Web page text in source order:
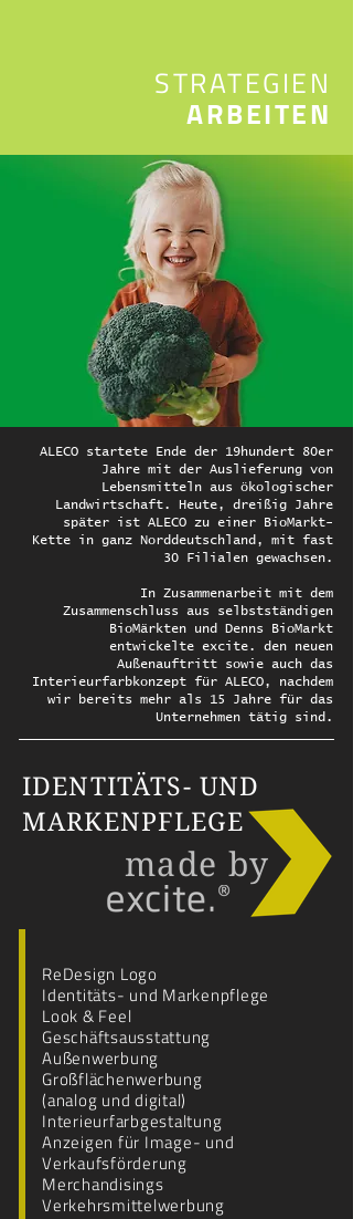
STRATEGIEN
ARBEITEN
IDENTITÄTS- UND
MARKENPFLEGE
ReDesign Logo
Identitäts- und Markenpflege
Look & Feel
Geschäftsausstattung
Außenwerbung
Großflächenwerbung
(analog und digital)
Interieurfarbgestaltung
Anzeigen für Image- und
Verkaufsförderung
Merchandisings
Verkehrsmittelwerbung
made by
ALECO startete Ende der 19hundert 80er
Jahre mit der Auslieferung von
Lebensmitteln aus ökologischer
Landwirtschaft. Heute, dreißig Jahre
später ist ALECO zu einer BioMarkt-
Kette in ganz Norddeutschland, mit fast
30 Filialen gewachsen.
In Zusammenarbeit mit dem
Zusammenschluss aus selbstständigen
BioMärkten und Denns BioMarkt
entwickelte excite. den neuen
Außenauftritt sowie auch das
Interieurfarbkonzept für ALECO, nachdem
wir bereits mehr als 15 Jahre für das
Unternehmen tätig sind.